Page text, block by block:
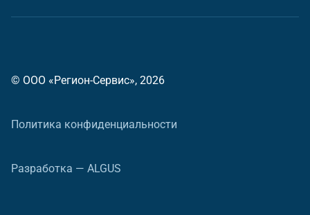
© ООО «Регион-Сервис», 2026
Политика конфиденциальности
Разработка — ALGUS